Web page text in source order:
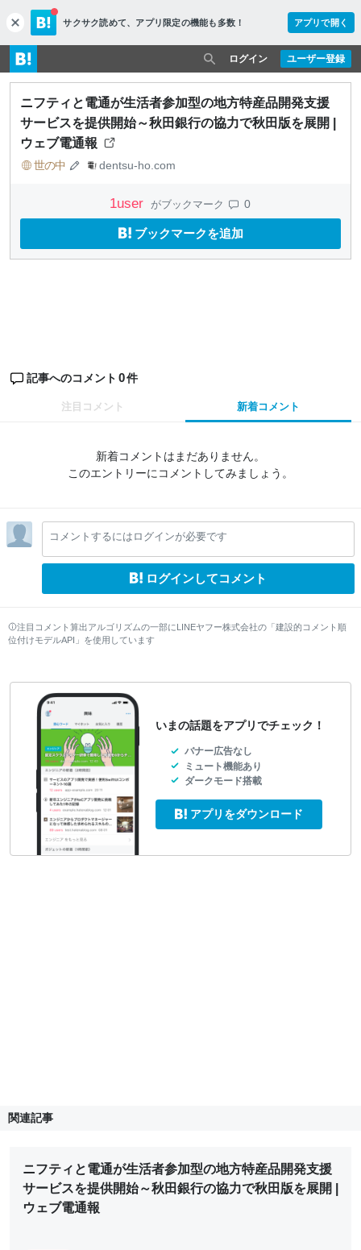
c
l
o
s
e
サクサク読めて、 アプリ限定の機能も多数！ アプリで開く
ユーザー登録
ログイン
ニフティと電通が生活者参加型の地方特産品開発支援
サービスを提供開始～秋田銀行の協力で秋田版を展開 |
ウェブ電通報
世の中 dentsu-ho.com
1user がブックマーク 0
ブックマークを追加
記事へのコメント 0件
注目コメント 新着コメント
新着コメントはまだありません。
このエントリーにコメントしてみましょう。
コメントするにはログインが必要です
ログインしてコメント
注目コメント算出アルゴリズムの一部にLINEヤフー株式会社の「建設的コメント順
位付けモデルAPI」を使用しています
いまの話題をアプリでチェック！
バナー広告なし
ミュート機能あり
ダークモード搭載
アプリをダウンロード
関連記事
ニフティと電通が生活者参加型の地方特産品開発支援
サービスを提供開始～秋田銀行の協力で秋田版を展開 |
ウェブ電通報